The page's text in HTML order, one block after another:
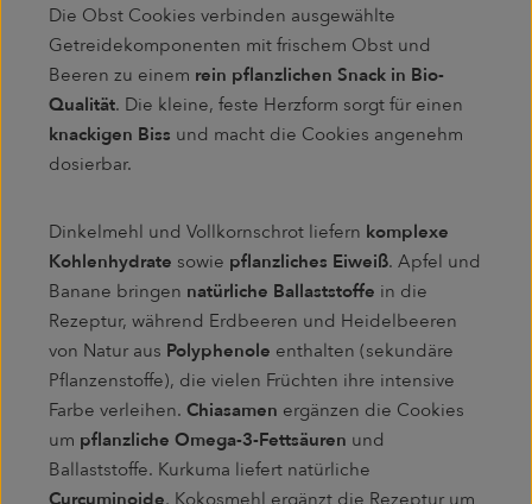
Die Obst Cookies verbinden ausgewählte
Getreidekomponenten mit frischem Obst und
Beeren zu einem rein pflanzlichen Snack in Bio-
Qualität. Die kleine, feste Herzform sorgt für einen
knackigen Biss und macht die Cookies angenehm
dosierbar.
Dinkelmehl und Vollkornschrot liefern komplexe
Kohlenhydrate sowie pflanzliches Eiweiß. Apfel und
Banane bringen natürliche Ballaststoffe in die
Rezeptur, während Erdbeeren und Heidelbeeren
von Natur aus Polyphenole enthalten (sekundäre
Pflanzenstoffe), die vielen Früchten ihre intensive
Farbe verleihen. Chiasamen ergänzen die Cookies
um pflanzliche Omega-3-Fettsäuren und
Ballaststoffe. Kurkuma liefert natürliche
Curcuminoide, Kokosmehl ergänzt die Rezeptur um